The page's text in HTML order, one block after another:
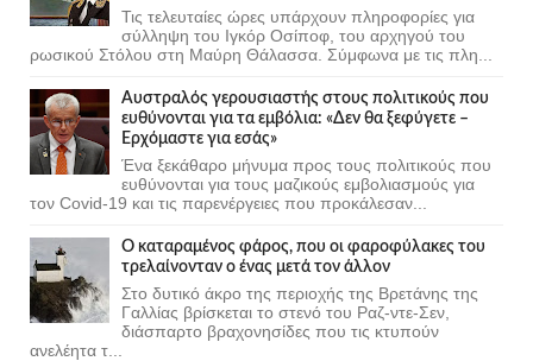
Τις τελευταίες ώρες υπάρχουν πληροφορίες για
σύλληψη του Ιγκόρ Οσίποφ, του αρχηγού του
ρωσικού Στόλου στη Μαύρη Θάλασσα. Σύμφωνα με τις πλη...
Αυστραλός γερουσιαστής στους πολιτικούς που
ευθύνονται για τα εμβόλια: «Δεν θα ξεφύγετε –
Ερχόμαστε για εσάς»
Ένα ξεκάθαρο μήνυμα προς τους πολιτικούς που
ευθύνονται για τους μαζικούς εμβολιασμούς για
τον Covid-19 και τις παρενέργειες που προκάλεσαν...
Ο καταραμένος φάρος, που οι φαροφύλακες του
τρελαίνονταν ο ένας μετά τον άλλον
Στο δυτικό άκρο της περιοχής της Βρετάνης της
Γαλλίας βρίσκεται το στενό του Ραζ-ντε-Σεν,
διάσπαρτο βραχονησίδες που τις κτυπούν
ανελέητα τ...